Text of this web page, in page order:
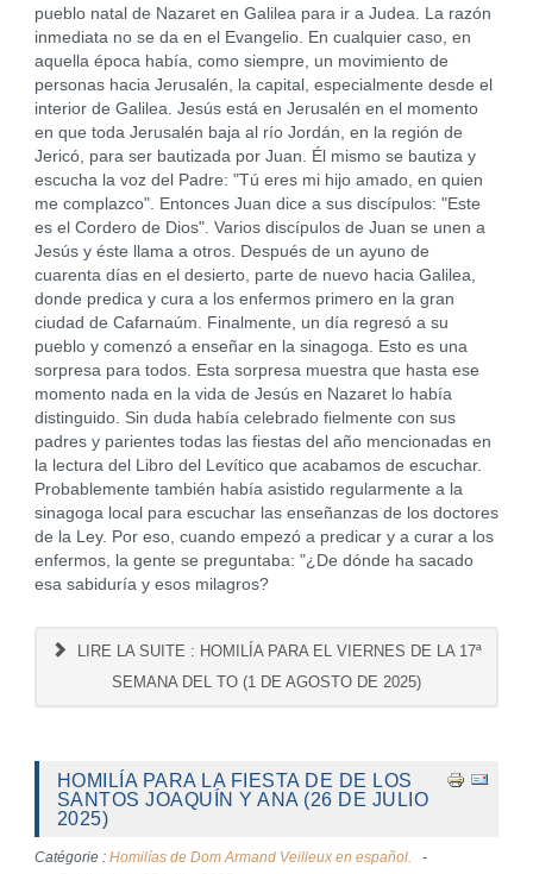
pueblo natal de Nazaret en Galilea para ir a Judea. La razón
inmediata no se da en el Evangelio. En cualquier caso, en
aquella época había, como siempre, un movimiento de
personas hacia Jerusalén, la capital, especialmente desde el
interior de Galilea. Jesús está en Jerusalén en el momento
en que toda Jerusalén baja al río Jordán, en la región de
Jericó, para ser bautizada por Juan. Él mismo se bautiza y
escucha la voz del Padre: "Tú eres mi hijo amado, en quien
me complazco". Entonces Juan dice a sus discípulos: "Este
es el Cordero de Dios". Varios discípulos de Juan se unen a
Jesús y éste llama a otros. Después de un ayuno de
cuarenta días en el desierto, parte de nuevo hacia Galilea,
donde predica y cura a los enfermos primero en la gran
ciudad de Cafarnaúm. Finalmente, un día regresó a su
pueblo y comenzó a enseñar en la sinagoga. Esto es una
sorpresa para todos. Esta sorpresa muestra que hasta ese
momento nada en la vida de Jesús en Nazaret lo había
distinguido. Sin duda había celebrado fielmente con sus
padres y parientes todas las fiestas del año mencionadas en
la lectura del Libro del Levítico que acabamos de escuchar.
Probablemente también había asistido regularmente a la
sinagoga local para escuchar las enseñanzas de los doctores
de la Ley. Por eso, cuando empezó a predicar y a curar a los
enfermos, la gente se preguntaba: "¿De dónde ha sacado
esa sabiduría y esos milagros?
LIRE LA SUITE : HOMILÍA PARA EL VIERNES DE LA 17ª
SEMANA DEL TO (1 DE AGOSTO DE 2025)
HOMILÍA PARA LA FIESTA DE DE LOS
SANTOS JOAQUÍN Y ANA (26 DE JULIO
2025)
Catégorie : Homilías de Dom Armand Veilleux en español.